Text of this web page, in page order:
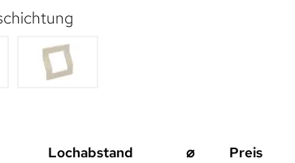
Lochabstand ⌀
Preis